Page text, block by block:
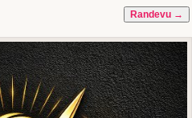
Randevu →